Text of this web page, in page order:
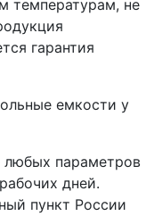
температурам, не
гарантия
емкости у
любых параметров
дней.
пункт России